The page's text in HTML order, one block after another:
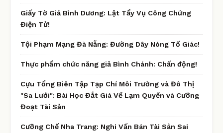
Giấy Tờ Giả Bình Dương: Lật Tẩy Vụ Công Chứng
Điện Tử!
Tội Phạm Mạng Đà Nẵng: Đường Dây Nóng Tố Giác!
Thực phẩm chức năng giả Bình Chánh: Chấn động!
Cựu Tổng Biên Tập Tạp Chí Môi Trường và Đô Thị
"Sa Lưới": Bài Học Đắt Giá Về Lạm Quyền và Cưỡng
Đoạt Tài Sản
Cưỡng Chế Nha Trang: Nghi Vấn Bán Tài Sản Sai